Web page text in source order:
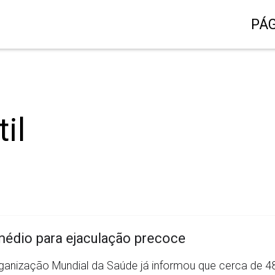
para ejaculação precoce
Mundial da Saúde já informou que cerca de